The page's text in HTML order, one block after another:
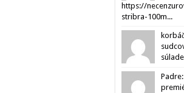
https://
stribra-100m...